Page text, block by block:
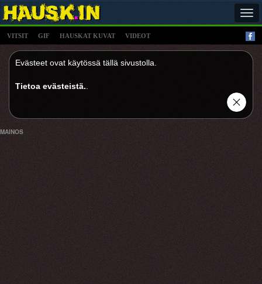
VITSIT GIF HAUSKAT KUVAT VIDEOT
Evästeet ovat käytössä tällä sivustolla.
Tietoa evästeistä.
MAINOS